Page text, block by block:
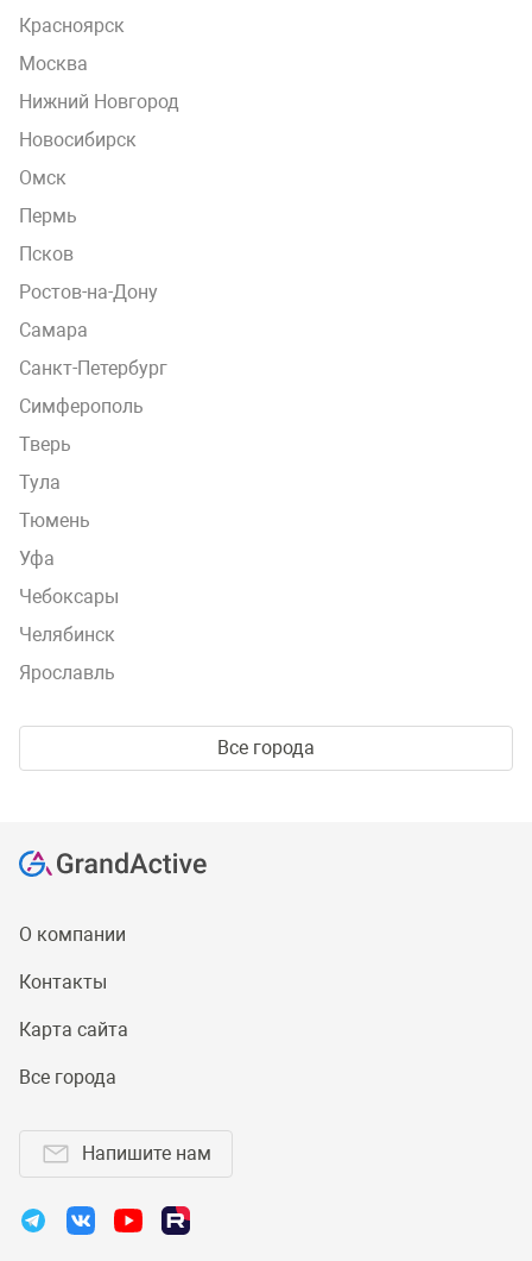
Красноярск
Москва
Нижний Новгород
Новосибирск
Омск
Пермь
Псков
Ростов-на-Дону
Самара
Санкт-Петербург
Симферополь
Тверь
Тула
Тюмень
Уфа
Чебоксары
Челябинск
Ярославль
Все города
О компании
Контакты
Карта сайта
Все города
Напишите нам